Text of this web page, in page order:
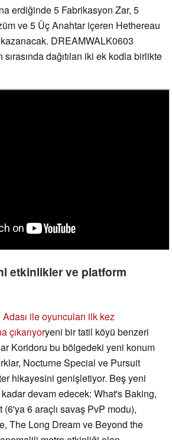
erdiğinde 5 Fabrikasyon Zar, 5
ve 5 Üç Anahtar içeren Hethereau
DREAMWALK0603
sırasında dağıtılan iki ek kodla birlikte
etkinlikler ve platform
ile oyuncuları ilk kez
çıkarıyoryeni bir tatil köyü benzeri
Koridoru bu bölgedeki yeni konum
Nocturne Special ve Pursuit
hikayesini genişletiyor. Beş yeni
devam edecek: What's Baking,
6 araçlı savaş PvP modu),
The Long Dream ve Beyond the